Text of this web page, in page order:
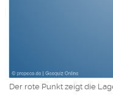
Der rote Punkt zeigt die